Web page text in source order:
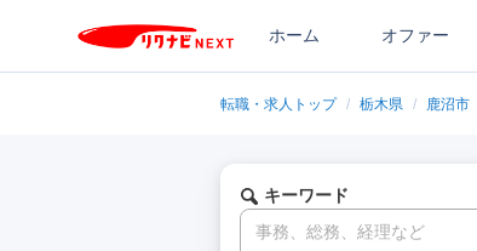
ホーム オファー
転職・求人トップ / 栃木県 / 鹿沼市
キーワード